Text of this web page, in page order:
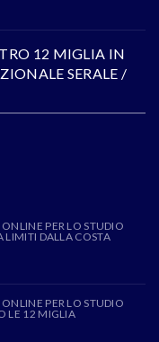
12 MIGLIA IN
SERALE /
PER LO STUDIO
LIMITI DALLA COSTA
PER LO STUDIO
LE 12 MIGLIA